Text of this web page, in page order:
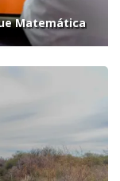
Matemática